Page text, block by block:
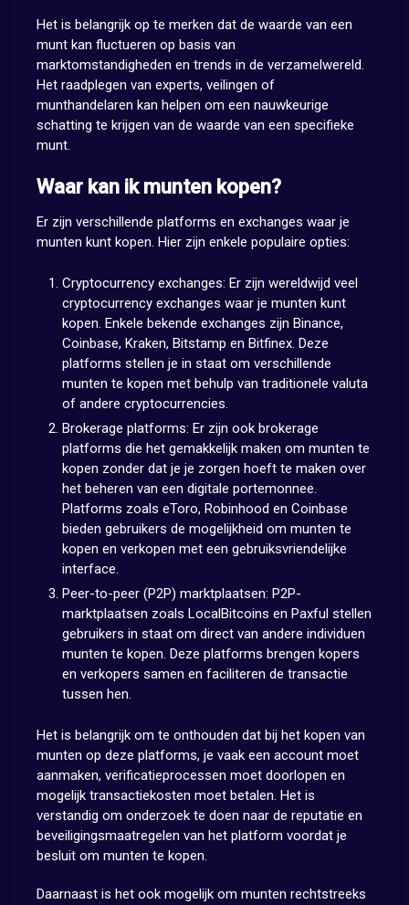
Het is belangrijk op te merken dat de waarde van een
munt kan fluctueren op basis van
marktomstandigheden en trends in de verzamelwereld.
Het raadplegen van experts, veilingen of
munthandelaren kan helpen om een nauwkeurige
schatting te krijgen van de waarde van een specifieke
munt.
Waar kan ik munten kopen?
Er zijn verschillende platforms en exchanges waar je
munten kunt kopen. Hier zijn enkele populaire opties:
Cryptocurrency exchanges: Er zijn wereldwijd veel
cryptocurrency exchanges waar je munten kunt
kopen. Enkele bekende exchanges zijn Binance,
Coinbase, Kraken, Bitstamp en Bitfinex. Deze
platforms stellen je in staat om verschillende
munten te kopen met behulp van traditionele valuta
of andere cryptocurrencies.
Brokerage platforms: Er zijn ook brokerage
platforms die het gemakkelijk maken om munten te
kopen zonder dat je je zorgen hoeft te maken over
het beheren van een digitale portemonnee.
Platforms zoals eToro, Robinhood en Coinbase
bieden gebruikers de mogelijkheid om munten te
kopen en verkopen met een gebruiksvriendelijke
interface.
Peer-to-peer (P2P) marktplaatsen: P2P-
marktplaatsen zoals LocalBitcoins en Paxful stellen
gebruikers in staat om direct van andere individuen
munten te kopen. Deze platforms brengen kopers
en verkopers samen en faciliteren de transactie
tussen hen.
Het is belangrijk om te onthouden dat bij het kopen van
munten op deze platforms, je vaak een account moet
aanmaken, verificatieprocessen moet doorlopen en
mogelijk transactiekosten moet betalen. Het is
verstandig om onderzoek te doen naar de reputatie en
beveiligingsmaatregelen van het platform voordat je
besluit om munten te kopen.
Daarnaast is het ook mogelijk om munten rechtstreeks